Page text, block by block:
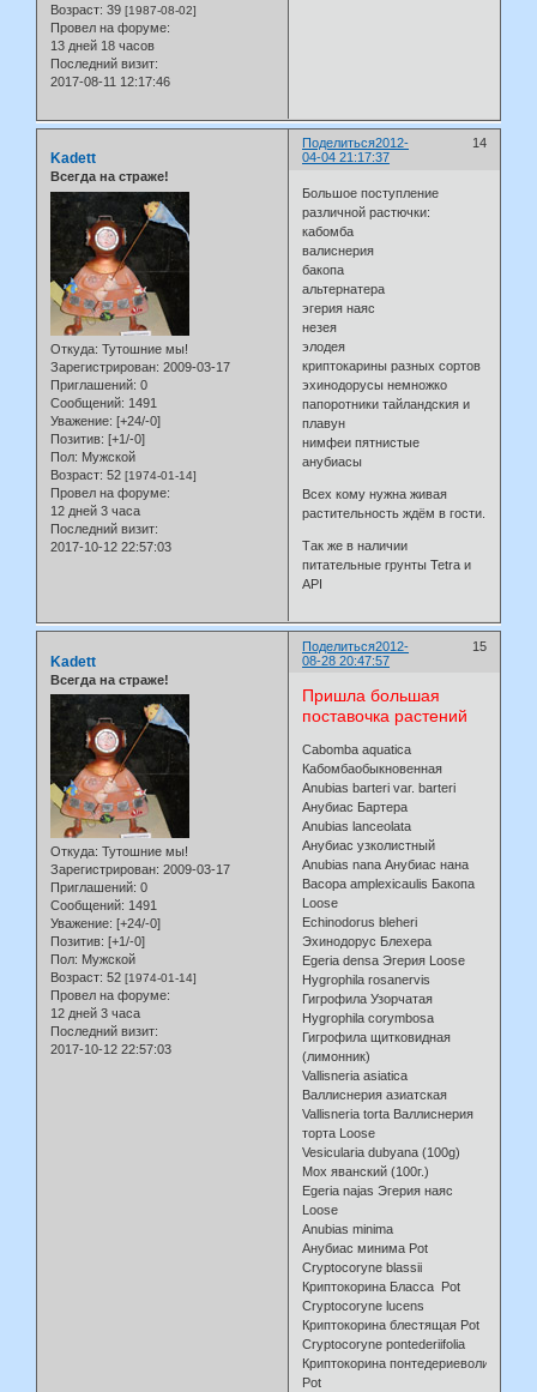
Возраст: 39 [1987-08-02]
Провел на форуме:
13 дней 18 часов
Последний визит:
2017-08-11 12:17:46
Поделиться 14
2012-
04-04 21:17:37
Kadett
Всегда на страже!
Откуда: Тутошние мы!
Зарегистрирован: 2009-03-17
Приглашений: 0
Сообщений: 1491
Уважение: [+24/-0]
Позитив: [+1/-0]
Пол: Мужской
Возраст: 52 [1974-01-14]
Провел на форуме:
12 дней 3 часа
Последний визит:
2017-10-12 22:57:03
Большое поступление
различной растючки:
кабомба
валиснерия
бакопа
альтернатера
эгерия наяс
незея
элодея
криптокарины разных сортов
эхинодорусы немножко
папоротники тайландския и
плавун
нимфеи пятнистые
анубиасы
Всех кому нужна живая
растительность ждём в гости.
Так же в наличии
питательные грунты Tetra и
API
Поделиться 15
2012-
08-28 20:47:57
Kadett
Всегда на страже!
Откуда: Тутошние мы!
Зарегистрирован: 2009-03-17
Приглашений: 0
Сообщений: 1491
Уважение: [+24/-0]
Позитив: [+1/-0]
Пол: Мужской
Возраст: 52 [1974-01-14]
Провел на форуме:
12 дней 3 часа
Последний визит:
2017-10-12 22:57:03
Пришла большая
поставочка растений
Cabomba aquatica
Кабомбаобыкновенная
Anubias barteri var. barteri
Анубиас Бартера
Anubias lanceolata
Анубиас узколистный
Anubias nana Анубиас нана
Bacopa amplexicaulis Бакопа
Loose
Echinodorus bleheri
Эхинодорус Блехера
Egeria densa Эгерия Loose
Hygrophila rosanervis
Гигрофила Узорчатая
Hygrophila corymbosa
Гигрофила щитковидная
(лимонник)
Vallisneria asiatica
Валлиснерия азиатская
Vallisneria torta Валлиснерия
торта Loose
Vesicularia dubyana (100g)
Мох яванский (100г.)
Egeria najas Эгерия наяс
Loose
Anubias minima
Анубиас минима Pot
Cryptocoryne blassii
Криптокорина Бласса Pot
Cryptocoryne lucens
Криптокорина блестящая Pot
Cryptocoryne pontederiifolia
Криптокорина понтедериеволистная
Pot